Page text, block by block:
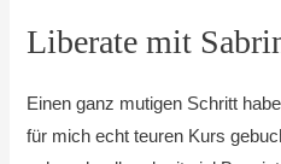
Liberate mit
Einen ganz mutigen Schritt
für mich echt teuren Kurs